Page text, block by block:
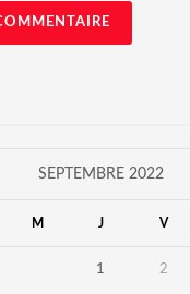
SEPTEMBRE 2022
M J V
1 2